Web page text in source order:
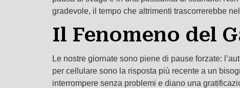
gradevole, il tempo che altrimenti trascorrerebbe
Il Fenomeno del
Le nostre giornate sono piene di pause forzate:
per cellulare sono la risposta più recente a un
interrompere senza problemi e diano una